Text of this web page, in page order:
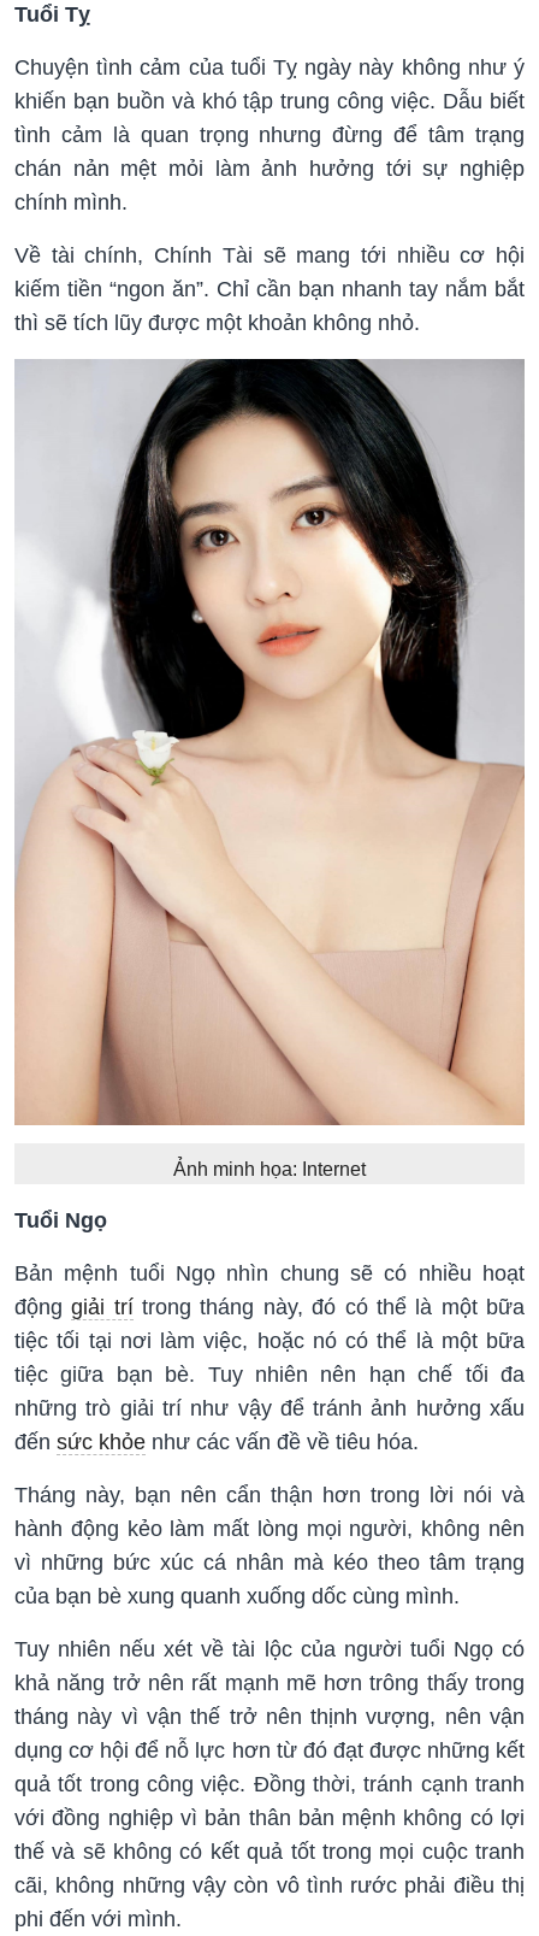
Tuổi Tỵ
Chuyện tình cảm của tuổi Tỵ ngày này không như ý
khiến bạn buồn và khó tập trung công việc. Dẫu biết
tình cảm là quan trọng nhưng đừng để tâm trạng
chán nản mệt mỏi làm ảnh hưởng tới sự nghiệp
chính mình.
Về tài chính, Chính Tài sẽ mang tới nhiều cơ hội
kiếm tiền “ngon ăn”. Chỉ cần bạn nhanh tay nắm bắt
thì sẽ tích lũy được một khoản không nhỏ.
Ảnh minh họa: Internet
Tuổi Ngọ
Bản mệnh tuổi Ngọ nhìn chung sẽ có nhiều hoạt
độnggiải trítrong tháng này, đó có thể là một bữa
tiệc tối tại nơi làm việc, hoặc nó có thể là một bữa
tiệc giữa bạn bè. Tuy nhiên nên hạn chế tối đa
những trò giải trí như vậy để tránh ảnh hưởng xấu
đến sức khỏe như các vấn đề về tiêu hóa.
Tháng này, bạn nên cẩn thận hơn trong lời nói và
hành động kẻo làm mất lòng mọi người, không nên
vì những bức xúc cá nhân mà kéo theo tâm trạng
của bạn bè xung quanh xuống dốc cùng mình.
Tuy nhiên nếu xét về tài lộc của người tuổi Ngọ có
khả năng trở nên rất mạnh mẽ hơn trông thấy trong
tháng này vì vận thế trở nên thịnh vượng, nên vận
dụng cơ hội để nỗ lực hơn từ đó đạt được những kết
quả tốt trong công việc. Đồng thời, tránh cạnh tranh
với đồng nghiệp vì bản thân bản mệnh không có lợi
thế và sẽ không có kết quả tốt trong mọi cuộc tranh
cãi, không những vậy còn vô tình rước phải điều thị
phi đến với mình.